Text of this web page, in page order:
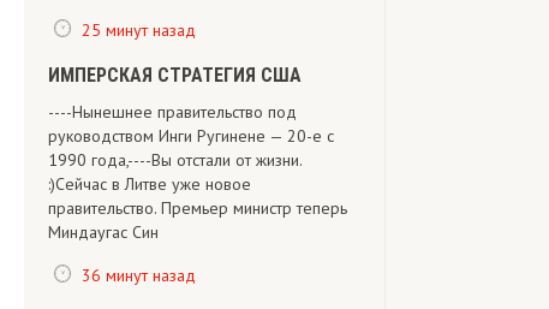
25 минут назад
ИМПЕРСКАЯ СТРАТЕГИЯ США
----Нынешнее правительство под
руководством Инги Ругинене — 20-е с
1990 года,----Вы отстали от жизни.
:)Сейчас в Литве уже новое
правительство. Премьер министр теперь
Миндаугас Син
36 минут назад